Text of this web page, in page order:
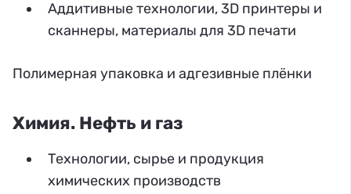
Аддитивные технологии, 3D принтеры и
сканнеры, материалы для 3D печати
Полимерная упаковка и адгезивные плёнки
Химия. Нефть и газ
Технологии, сырье и продукция
химических производств